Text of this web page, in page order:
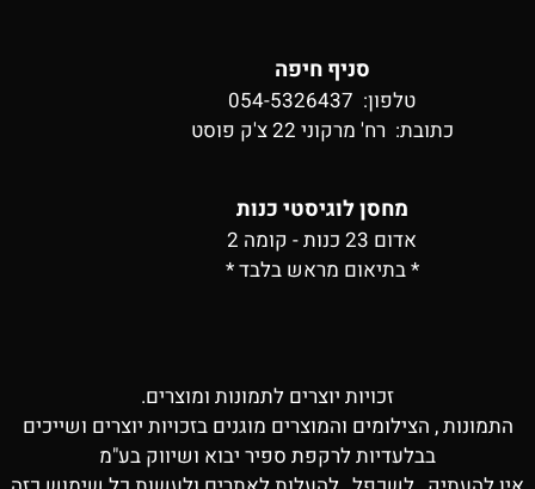
סניף חיפה
טלפון: 054-5326437
כתובת: רח' מרקוני 22 צ'ק פוסט
מחסן לוגיסטי כנות
אדום 23 כנות - קומה 2
* בתיאום מראש בלבד *
זכויות יוצרים לתמונות ומוצרים.
התמונות , הצילומים והמוצרים מוגנים בזכויות יוצרים ושייכים
בבלעדיות לרקפת ספיר יבוא ושיווק בע"מ